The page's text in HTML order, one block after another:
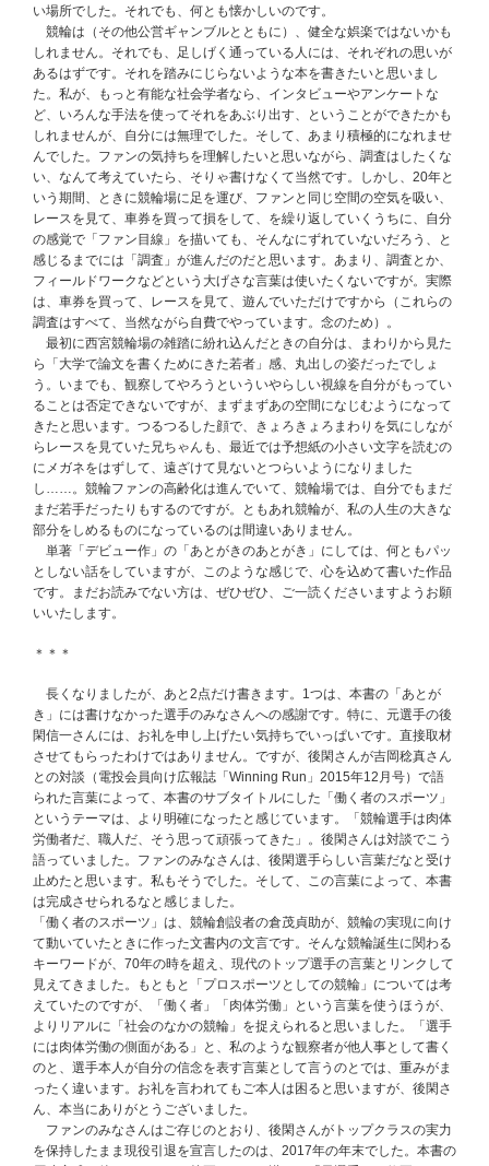
い場所でした。それでも、何とも懐かしいのです。
競輪は（その他公営ギャンブルとともに）、健全な娯楽ではないかも
しれません。それでも、足しげく通っている人には、それぞれの思いが
あるはずです。それを踏みにじらないような本を書きたいと思いまし
た。私が、もっと有能な社会学者なら、インタビューやアンケートな
ど、いろんな手法を使ってそれをあぶり出す、ということができたかも
しれませんが、自分には無理でした。そして、あまり積極的になれませ
んでした。ファンの気持ちを理解したいと思いながら、調査はしたくな
い、なんて考えていたら、そりゃ書けなくて当然です。しかし、20年と
いう期間、ときに競輪場に足を運び、ファンと同じ空間の空気を吸い、
レースを見て、車券を買って損をして、を繰り返していくうちに、自分
の感覚で「ファン目線」を描いても、そんなにずれていないだろう、と
感じるまでには「調査」が進んだのだと思います。あまり、調査とか、
フィールドワークなどという大げさな言葉は使いたくないですが。実際
は、車券を買って、レースを見て、遊んでいただけですから（これらの
調査はすべて、当然ながら自費でやっています。念のため）。
最初に西宮競輪場の雑踏に紛れ込んだときの自分は、まわりから見た
ら「大学で論文を書くためにきた若者」感、丸出しの姿だったでしょ
う。いまでも、観察してやろうといういやらしい視線を自分がもってい
ることは否定できないですが、まずまずあの空間になじむようになって
きたと思います。つるつるした顔で、きょろきょろまわりを気にしなが
らレースを見ていた兄ちゃんも、最近では予想紙の小さい文字を読むの
にメガネをはずして、遠ざけて見ないとつらいようになりました
し……。競輪ファンの高齢化は進んでいて、競輪場では、自分でもまだ
まだ若手だったりもするのですが。ともあれ競輪が、私の人生の大きな
部分をしめるものになっているのは間違いありません。
単著「デビュー作」の「あとがきのあとがき」にしては、何ともパッ
としない話をしていますが、このような感じで、心を込めて書いた作品
です。まだお読みでない方は、ぜひぜひ、ご一読くださいますようお願
いいたします。
＊＊＊
長くなりましたが、あと2点だけ書きます。1つは、本書の「あとが
き」には書けなかった選手のみなさんへの感謝です。特に、元選手の後
閑信一さんには、お礼を申し上げたい気持ちでいっぱいです。直接取材
させてもらったわけではありません。ですが、後閑さんが吉岡稔真さん
との対談（電投会員向け広報誌「Winning Run」2015年12月号）で語
られた言葉によって、本書のサブタイトルにした「働く者のスポーツ」
というテーマは、より明確になったと感じています。「競輪選手は肉体
労働者だ、職人だ、そう思って頑張ってきた」。後閑さんは対談でこう
語っていました。ファンのみなさんは、後閑選手らしい言葉だなと受け
止めたと思います。私もそうでした。そして、この言葉によって、本書
は完成させられるなと感じました。
「働く者のスポーツ」は、競輪創設者の倉茂貞助が、競輪の実現に向け
て動いていたときに作った文書内の文言です。そんな競輪誕生に関わる
キーワードが、70年の時を超え、現代のトップ選手の言葉とリンクして
見えてきました。もともと「プロスポーツとしての競輪」については考
えていたのですが、「働く者」「肉体労働」という言葉を使うほうが、
よりリアルに「社会のなかの競輪」を捉えられると思いました。「選手
には肉体労働の側面がある」と、私のような観察者が他人事として書く
のと、選手本人が自分の信念を表す言葉として言うのとでは、重みがま
ったく違います。お礼を言われてもご本人は困ると思いますが、後閑さ
ん、本当にありがとうございました。
ファンのみなさんはご存じのとおり、後閑さんがトップクラスの実力
を保持したまま現役引退を宣言したのは、2017年の年末でした。本書の